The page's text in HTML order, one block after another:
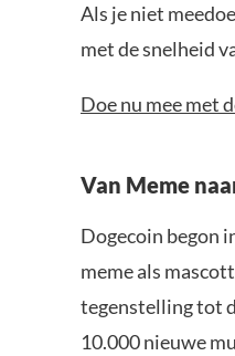
Als je niet
met de snelheid
Doe nu mee met
Van Meme
Dogecoin begon
meme als
tegenstelling tot
10.000 nieuwe